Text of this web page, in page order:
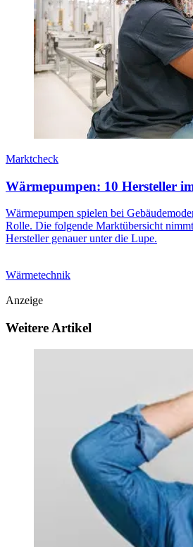
Marktcheck
Wärmepumpen: 10 Hersteller
Wärmepumpen spielen bei
Rolle. Die folgende Marktübersicht
Hersteller genauer unter die Lupe.
Wärmetechnik
Anzeige
Weitere Artikel